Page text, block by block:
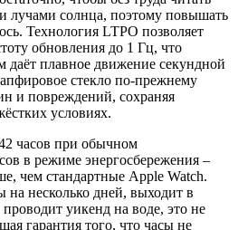
лучами солнца, поэтому повышать
Технология LTPO позволяет
обновления до 1 Гц, что
даёт плавное движение секундной
стекло по-прежнему
и повреждений, сохраняя
условиях.
часов при обычном
в режиме энергосбережения –
чем стандартные Apple Watch.
на несколько дней, выходит в
уикенд на воде, это не
гарантия того, что часы не